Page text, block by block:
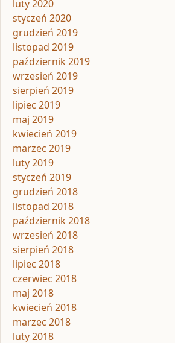
luty 2020
styczeń 2020
grudzień 2019
listopad 2019
październik 2019
wrzesień 2019
sierpień 2019
lipiec 2019
maj 2019
kwiecień 2019
marzec 2019
luty 2019
styczeń 2019
grudzień 2018
listopad 2018
październik 2018
wrzesień 2018
sierpień 2018
lipiec 2018
czerwiec 2018
maj 2018
kwiecień 2018
marzec 2018
luty 2018